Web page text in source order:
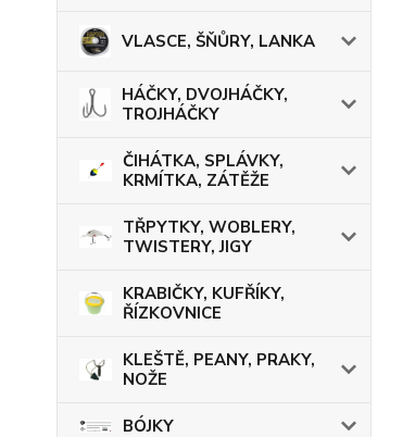
VLASCE, ŠŇŮRY, LANKA
HÁČKY, DVOJHÁČKY,
TROJHÁČKY
ČIHÁTKA, SPLÁVKY,
KRMÍTKA, ZÁTĚŽE
TŘPYTKY, WOBLERY,
TWISTERY, JIGY
KRABIČKY, KUFŘÍKY,
ŘÍZKOVNICE
KLEŠTĚ, PEANY, PRAKY,
NOŽE
BÓJKY